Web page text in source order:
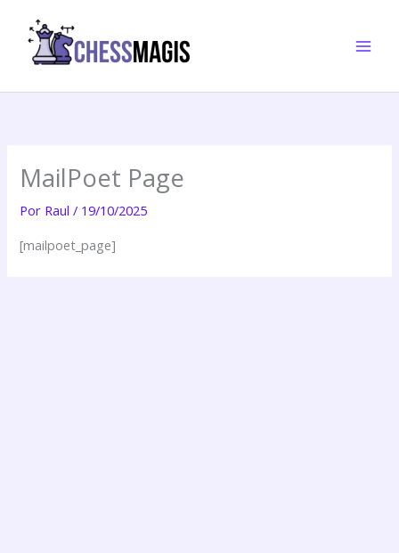
contenido
MailPoet Page
Por Raul/ 19/10/2025
[mailpoet_page]